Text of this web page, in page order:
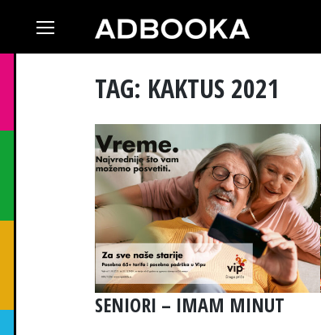
TAG: KAKTUS 2021
SENIORI – IMAM MINUT